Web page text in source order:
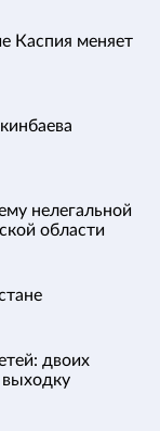
Каспия меняет
нелегальной
области
двоих